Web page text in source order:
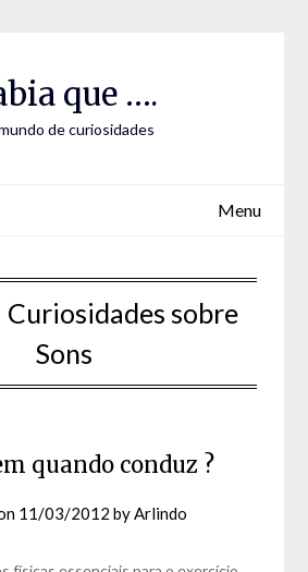
que ….
de curiosidades
Menu
Curiosidades sobre
Sons
quando conduz ?
11/03/2012 byArlindo